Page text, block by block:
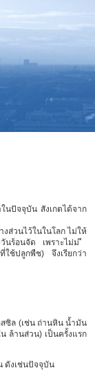
นปัจจุบัน สังเกตได้จาก
ส่วนไว้ในในโลก ไม่ให้
นร้อนจัด เพราะไม่ม
ช้ปลูกพืช) จึงเรียกว่า
สซิล (เช่น ถ่านหิน น้ำมัน
ล้านส่วน) เป็นครั้งแรก
ดังเช่นปัจจุบัน